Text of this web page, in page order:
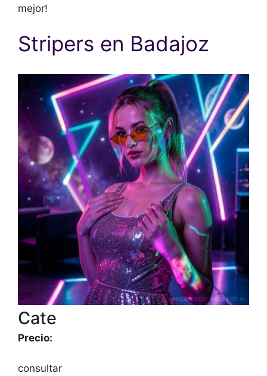
mejor!
Stripers en Badajoz
Cate
Precio:
consultar